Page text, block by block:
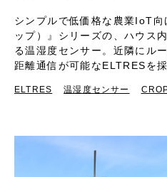
シンプルで低価格な農業IoT
ップ）』シリーズの、ハウス
る温湿度センサー。近隣にル
距離通信が可能なELTRESを採
ELTRES 温湿度センサー